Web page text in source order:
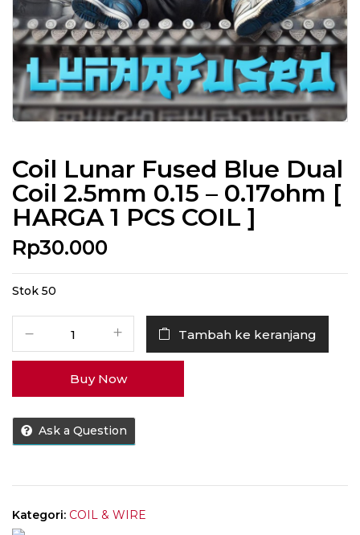
Coil Lunar Fused Blue Dual
Coil 2.5mm 0.15 – 0.17ohm [
HARGA 1 PCS COIL ]
Rp30.000
Stok 50
Lunar
Blue
Dual
Coil
-
0.17ohm
[
Tambah ke keranjang
Buy Now
Ask a Question
Kategori: COIL & WIRE